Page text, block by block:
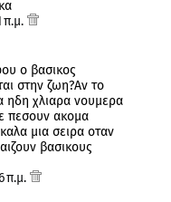
π.μ.
ο βασικος
στην ζωη?Αν το
ηδη χλιαρα νουμερα
πεσουν ακομα
μια σειρα οταν
βασικους
π.μ.